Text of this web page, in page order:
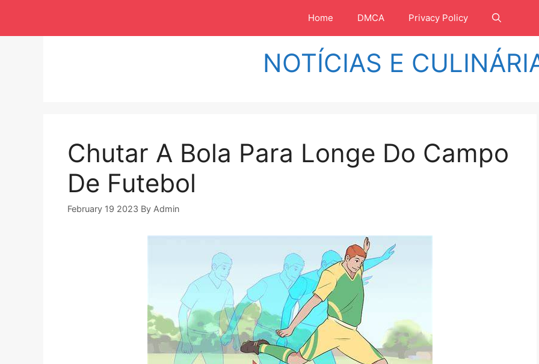
isi
Home DMCA Privacy Policy
NOTÍCIAS E
Chutar A Bola Para Longe Do Campo
De Futebol
February 19 2023 By Admin